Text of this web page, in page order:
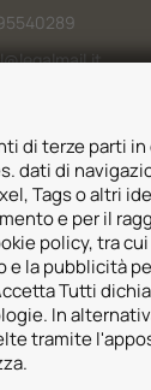
di terze parti
dati di
Tags o altri
e per il
policy, tra
la pubblicità
Tutti
In
tramite